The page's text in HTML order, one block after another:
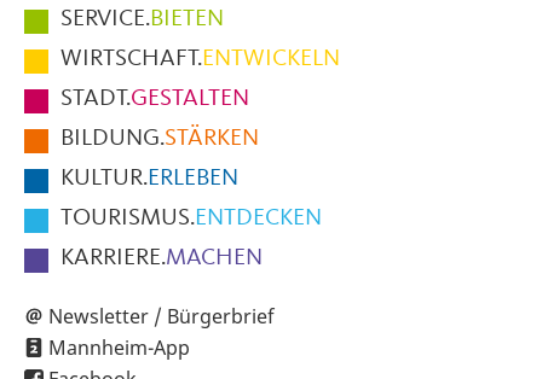
Hauptmenüpunkte
im
Fußbereich
der
Seite
SERVICE.BIETEN
WIRTSCHAFT.ENTWICKELN
STADT.GESTALTEN
BILDUNG.STÄRKEN
KULTUR.ERLEBEN
TOURISMUS.ENTDECKEN
KARRIERE.MACHEN
Newsletter / Bürgerbrief
Mannheim-App